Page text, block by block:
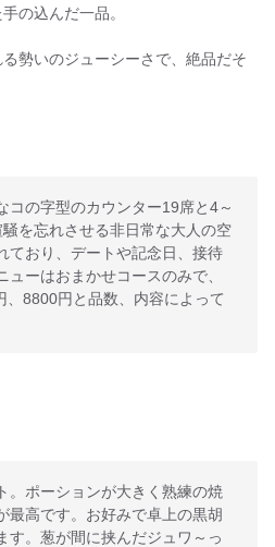
の込んだ一品。
勢いのジューシーさで、絶品だそ
コの字型のカウンター19席と4～
を忘れさせる非日常な大人の空
ており、デートや記念日、接待
ーはおまかせコースのみで、
8800円と品数、内容によって
。ポーションが大きく熟練の焼
最高です。お好みで卓上の黒胡
す。葱が間に挟んだジュワ～っ